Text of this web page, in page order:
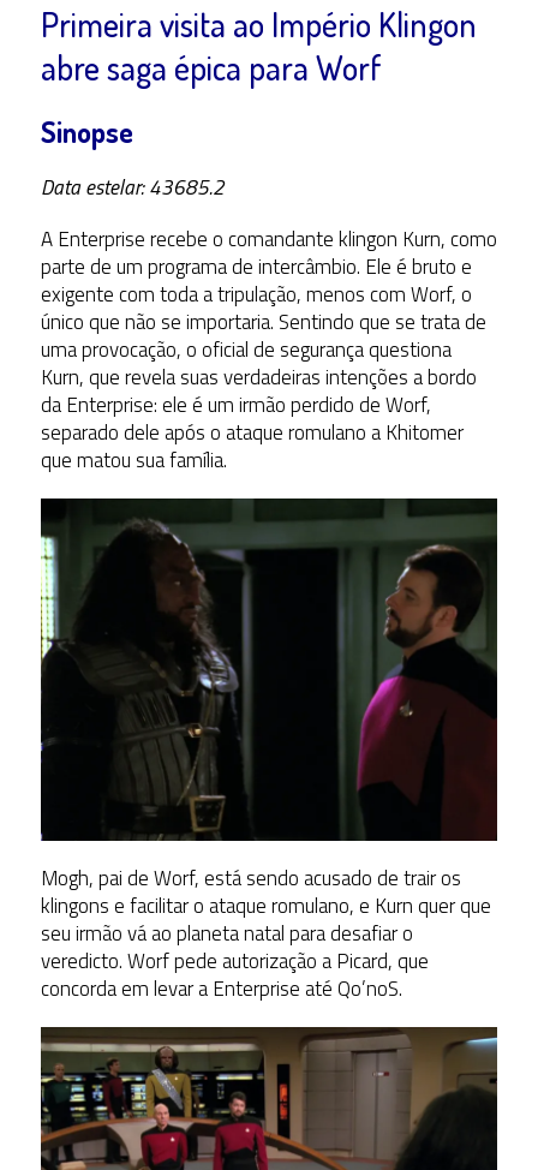
Primeira visita ao Império Klingon
abre saga épica para Worf
Sinopse
Data estelar: 43685.2
A Enterprise recebe o comandante klingon Kurn, como
parte de um programa de intercâmbio. Ele é bruto e
exigente com toda a tripulação, menos com Worf, o
único que não se importaria. Sentindo que se trata de
uma provocação, o oficial de segurança questiona
Kurn, que revela suas verdadeiras intenções a bordo
da Enterprise: ele é um irmão perdido de Worf,
separado dele após o ataque romulano a Khitomer
que matou sua família.
Mogh, pai de Worf, está sendo acusado de trair os
klingons e facilitar o ataque romulano, e Kurn quer que
seu irmão vá ao planeta natal para desafiar o
veredicto. Worf pede autorização a Picard, que
concorda em levar a Enterprise até Qo’noS.